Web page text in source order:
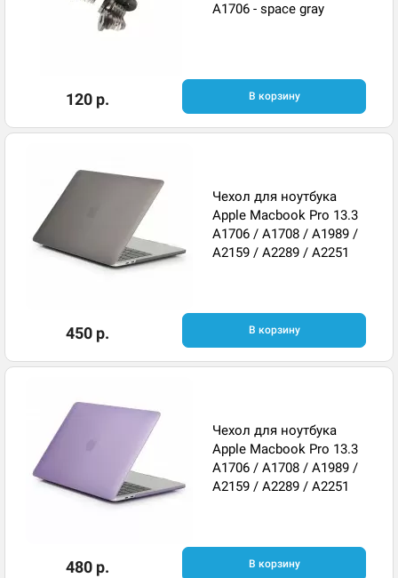
A1706 - space gray
120 р. В корзину
Чехол для ноутбука
Apple Macbook Pro 13.3
A1706 / A1708 / A1989 /
A2159 / A2289 / A2251
450 р. В корзину
Чехол для ноутбука
Apple Macbook Pro 13.3
A1706 / A1708 / A1989 /
A2159 / A2289 / A2251
480 р. В корзину